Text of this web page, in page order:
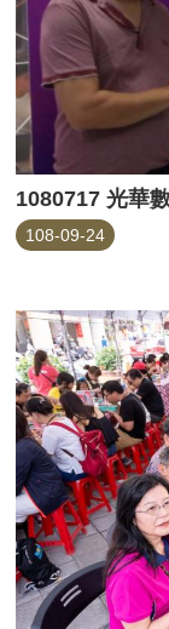
1080717 光華
108-09-24